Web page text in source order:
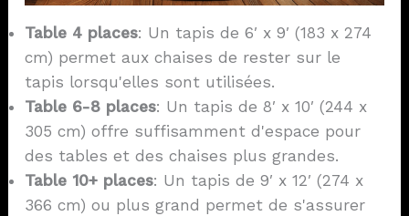
Table 4 places: Un tapis de 6′ x 9′ (183 x 274
cm) permet aux chaises de rester sur le
tapis lorsqu'elles sont utilisées.
Table 6-8 places: Un tapis de 8′ x 10′ (244 x
305 cm) offre suffisamment d'espace pour
des tables et des chaises plus grandes.
Table 10+ places: Un tapis de 9′ x 12′ (274 x
366 cm) ou plus grand permet de s'assurer